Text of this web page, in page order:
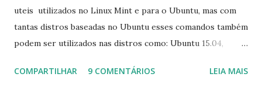
uteis utilizados no Linux Mint e para o Ubuntu, mas com
tantas distros baseadas no Ubuntu esses comandos também
podem ser utilizados nas distros como: Ubuntu 15.04,
Linux Mint 17, Pinguy OS 14.04, Elementary OS 0.3, Deepin
COMPARTILHAR 9 COMENTÁRIOS LEIA MAIS